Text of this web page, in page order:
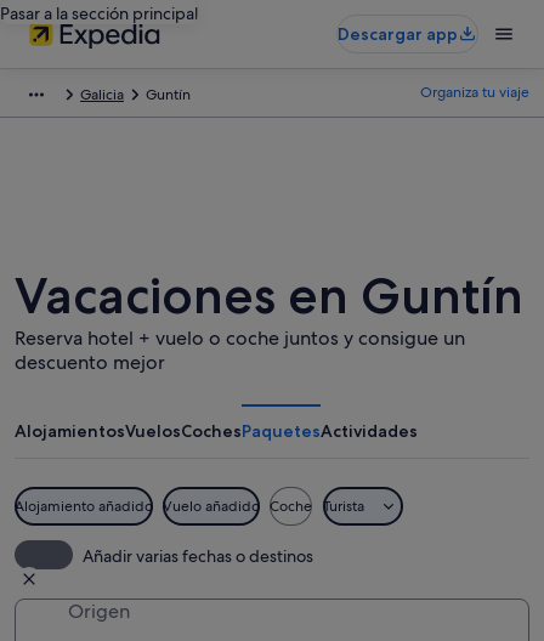
Pasar a la sección principal
Descargar app
Galicia Guntín Organiza tu viaje
Vacaciones en Guntín
Reserva hotel + vuelo o coche juntos y consigue un
descuento mejor
AlojamientosVuelosCochesPaquetesActividades
Alojamiento añadido Vuelo añadido Coche Turista
Añadir varias fechas o destinos
Origen